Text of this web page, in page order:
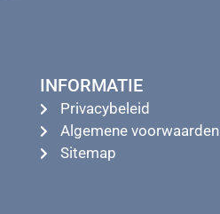
INFORMATIE
Privacybeleid
Algemene voorwaarden
Sitemap